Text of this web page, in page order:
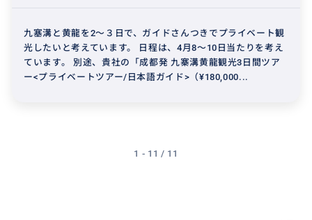
九塞溝と黄龍を2～３日で、ガイドさんつきでプライベート観
光したいと考えています。 日程は、4月8～10日当たりを考え
ています。 別途、貴社の「成都発 九寨溝黄龍観光3日間ツア
ー<プライベートツアー/日本語ガイド>（¥180,000...
1 - 11 / 11